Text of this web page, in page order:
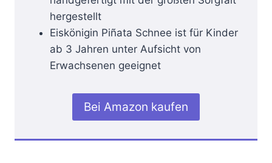
hergestellt
Eiskönigin Piñata Schnee ist für Kinder
ab 3 Jahren unter Aufsicht von
Erwachsenen geeignet
Bei Amazon kaufen